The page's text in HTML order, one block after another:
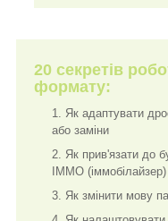
20 секретів
формату:
Як адаптувати
або заміни
Як прив'язати до
IMMO
Як змінити мову